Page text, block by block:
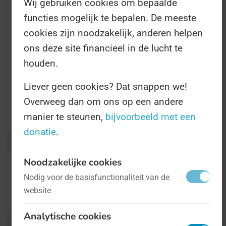
rolstoelvriendelijker bijvoorbeeld. De Dag is
in 1992 in het leven geroepen en is in 2007
van naam veranderd. De Dag heet nu de
Internationale Dag van Personen met een
Handicap.
Informatie ishier te vinden.
Wij gebruiken cookies om bepaalde
functies mogelijk te bepalen. De meeste
cookies zijn noodzakelijk, anderen helpen
ons deze site financieel in de lucht te
houden.
Liever geen cookies? Dat snappen we!
Overweeg dan om ons op een andere
manier te steunen, bijvoorbeeld met een
donatie.
Noodzakelijke cookies
Nodig voor de basisfunctionaliteit van de
website
Analytische cookies